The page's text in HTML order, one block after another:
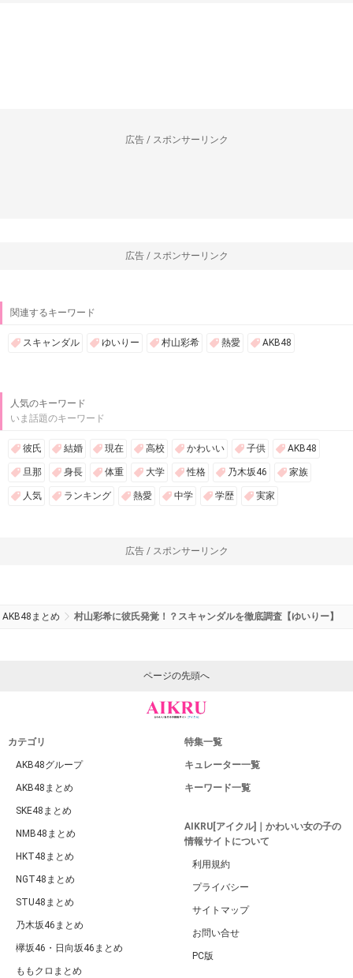
広告 / スポンサーリンク
広告 / スポンサーリンク
関連するキーワード
スキャンダル ゆいりー 村山彩希 熱愛 AKB48
人気のキーワード
いま話題のキーワード
彼氏 結婚 現在 高校 かわいい 子供 AKB48
旦那 身長 体重 大学 性格 乃木坂46 家族
人気 ランキング 熱愛 中学 学歴 実家
広告 / スポンサーリンク
AKB48まとめ 村山彩希に彼氏発覚！？スキャンダルを徹底調査【ゆいりー】
ページの先頭へ
カテゴリ
AKB48グループ
AKB48まとめ
SKE48まとめ
NMB48まとめ
HKT48まとめ
NGT48まとめ
STU48まとめ
乃木坂46まとめ
欅坂46・日向坂46まとめ
ももクロまとめ
特集一覧
キュレーター一覧
キーワード一覧
AIKRU[アイクル]｜かわいい女の子の
情報サイトについて
利用規約
プライバシー
サイトマップ
お問い合せ
PC版